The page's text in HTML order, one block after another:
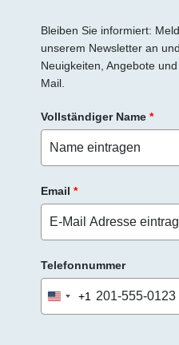
Bleiben Sie informiert:
unserem Newsletter an
Neuigkeiten, Angebote
Mail.
Vollständiger Name *
Email *
Telefonnummer
United
States
+1